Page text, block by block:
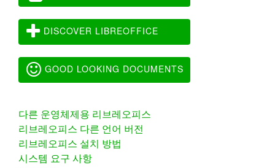
DISCOVER LIBREOFFICE
GOOD LOOKING DOCUMENTS
다른 운영체제용 리브레오피스
리브레오피스 다른 언어 버전
리브레오피스 설치 방법
시스템 요구 사항